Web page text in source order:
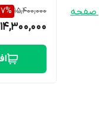
صفحه
15,400,000
7%
14,300,000